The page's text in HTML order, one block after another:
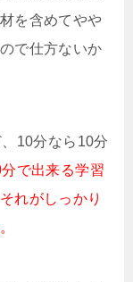
を含めてやや
で仕方ないか
10分なら10分
で出来る学習
れがしっかり